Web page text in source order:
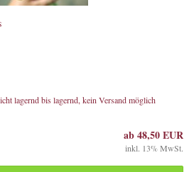
lagernd bis lagernd, kein Versand möglich
ab 48,50 EUR
inkl. 13% MwSt.